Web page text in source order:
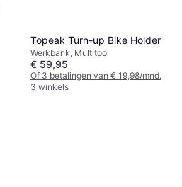
Topeak Turn-up Bike Holder
Werkbank, Multitool
€ 59,95
Of 3 betalingen van € 19,98/mnd.
3 winkels